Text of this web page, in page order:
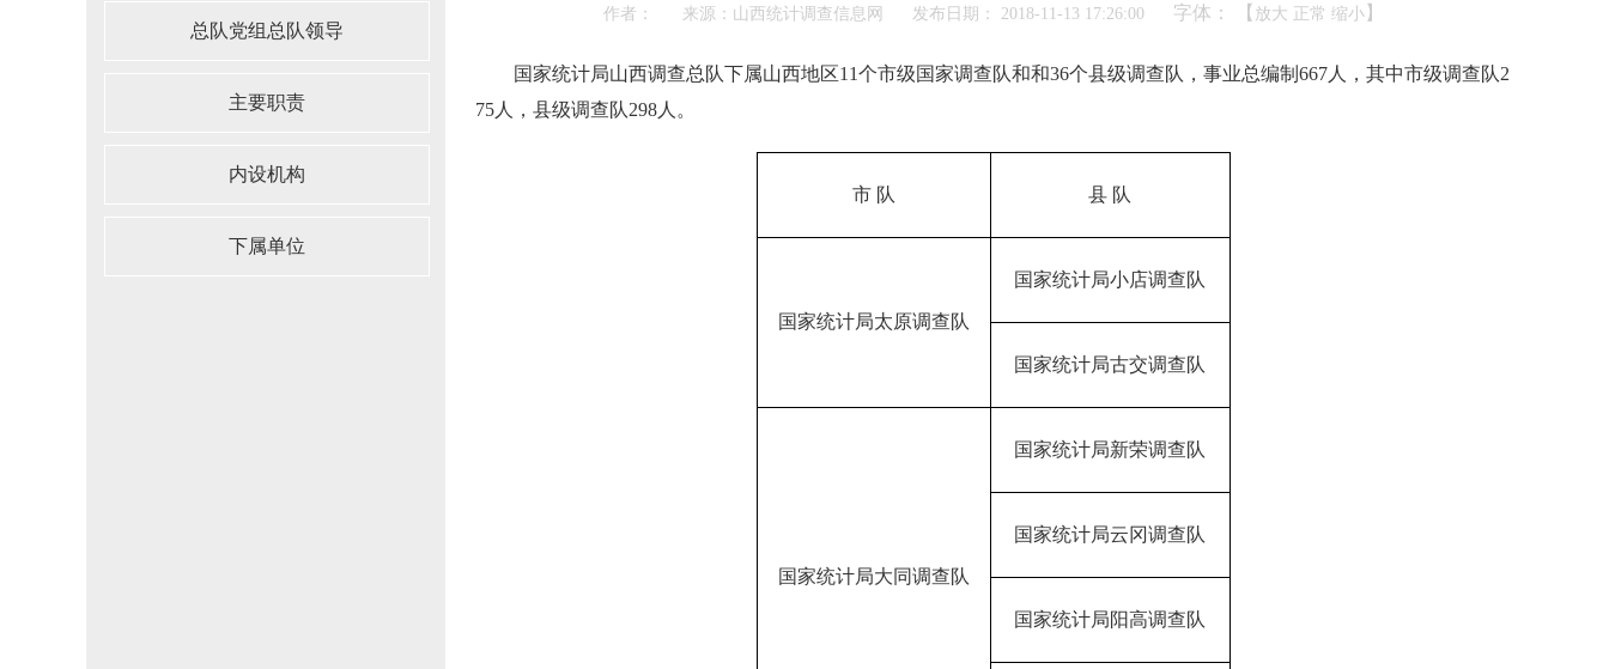
总队党组总队领导
主要职责
内设机构
下属单位
作者： 来源：山西统计调查信息网 发布日期： 2018-11-13 17:26:00 字体： 【 放大 正常 缩小】
国家统计局山西调查总队下属山西地区11个市级国家调查队和和36个县级调查队，事业总编制 667 人，其中市级调查队2
75 人，县级调查队298 人。
市 队 县 队
国家统计局太原调查队
国家统计局小店调查队
国家统计局古交调查队
国家统计局大同调查队
国家统计局新荣调查队
国家统计局云冈调查队
国家统计局阳高调查队